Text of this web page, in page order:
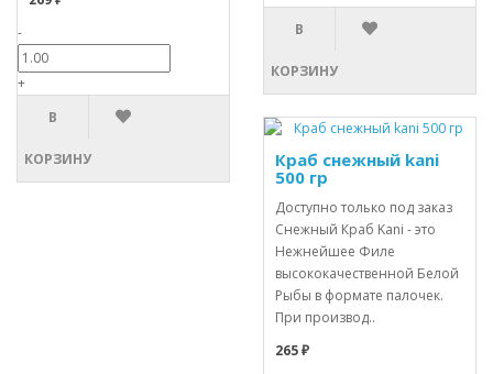
-
+
В
КОРЗИНУ
В
КОРЗИНУ
Краб снежный kani
500 гр
Доступно только под заказ
Снежный Краб Kani - это
Нежнейшее Филе
высококачественной Белой
Рыбы в формате палочек.
При производ..
265 ₽